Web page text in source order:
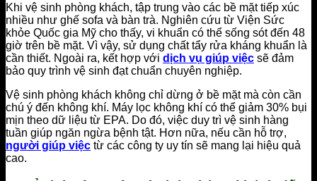
Khi vệ sinh phòng khách, tập trung vào các bề mặt tiếp xúc
nhiều như ghế sofa và bàn trà. Nghiên cứu từ Viện Sức
khỏe Quốc gia Mỹ cho thấy, vi khuẩn có thể sống sót đến 48
giờ trên bề mặt. Vì vậy, sử dụng chất tẩy rửa kháng khuẩn là
cần thiết. Ngoài ra, kết hợp với dịch vụ giúp việc sẽ đảm
bảo quy trình vệ sinh đạt chuẩn chuyên nghiệp.
Vệ sinh phòng khách không chỉ dừng ở bề mặt mà còn cần
chú ý đến không khí. Máy lọc không khí có thể giảm 30% bụi
mịn theo dữ liệu từ EPA. Do đó, việc duy trì vệ sinh hàng
tuần giúp ngăn ngừa bệnh tật. Hơn nữa, nếu cần hỗ trợ,
người giúp việc từ các công ty uy tín sẽ mang lại hiệu quả
cao.